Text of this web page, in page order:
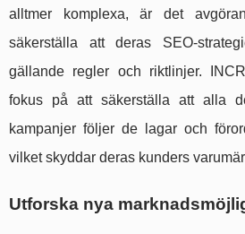
alltmer komplexa, är det
säkerställa att deras SEO-
gällande regler och riktlinjer.
fokus på att säkerställa att alla
kampanjer följer de lagar och
vilket skyddar deras kunders
Utforska nya